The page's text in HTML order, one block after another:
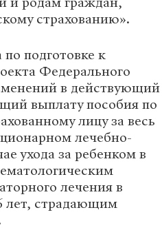
страхованию».
подготовке к
Федерального
в действующий
выплату пособия по
лицу за весь
лечебно-
ухода за ребенком в
лечения в
лет, страдающим